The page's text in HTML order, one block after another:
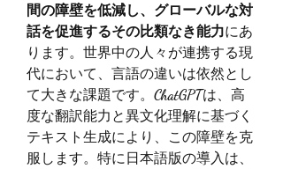
間の障壁を低減し、グローバルな対
話を促進するその比類なき能力にあ
ります。世界中の人々が連携する現
代において、言語の違いは依然とし
て大きな課題です。 ChatGPTは、高
度な翻訳能力と異文化理解に基づく
テキスト生成により、この障壁を克
服します。特に日本語版の導入は、